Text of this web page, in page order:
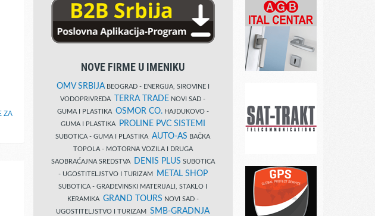
ZA
NOVE FIRME U IMENIKU
OMV SRBIJABEOGRAD - ENERGIJA, SIROVINE I
VODOPRIVREDA
TERRA TRADE NOVI SAD -
GUMA I PLASTIKA OSMOR CO.HAJDUKOVO -
GUMA I PLASTIKA
PROLINE PVC SISTEMI
SUBOTICA - GUMA I PLASTIKA AUTO-AS BAČKA
TOPOLA - MOTORNA VOZILA I DRUGA
SAOBRAĆAJNA SREDSTVA
DENIS PLUS SUBOTICA
- UGOSTITELJSTVO I TURIZAM
METAL SHOP
SUBOTICA - GRAĐEVINSKI MATERIJALI, STAKLO I
KERAMIKA GRAND TOURS NOVI SAD -
UGOSTITELJSTVO I TURIZAM SMB-GRADNJA